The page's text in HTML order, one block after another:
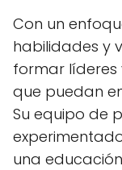
Con un
habilidades y
formar líderes
que puedan
Su equipo de
una